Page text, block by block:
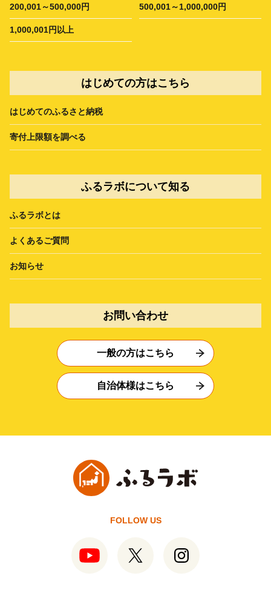
200,001～500,000円 500,001～1,000,000円
1,000,001円以上
はじめての方はこちら
はじめてのふるさと納税
寄付上限額を調べる
ふるラボについて知る
ふるラボとは
よくあるご質問
お知らせ
お問い合わせ
一般の方はこちら
自治体様はこちら
FOLLOW US